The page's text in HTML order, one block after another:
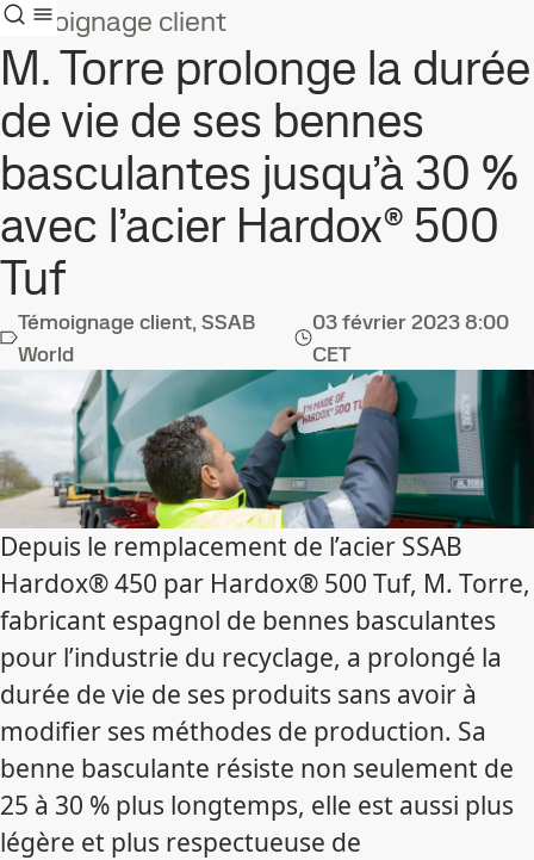
Témoignage client
M. Torre prolonge la durée
de vie de ses bennes
basculantes jusqu’à 30 %
avec l’acier Hardox® 500
Tuf
Témoignage client, SSAB
World
03 février 20238:00
CET
Depuis le remplacement de l’acier SSAB
Hardox® 450 par Hardox® 500 Tuf, M. Torre,
fabricant espagnol de bennes basculantes
pour l’industrie du recyclage, a prolongé la
durée de vie de ses produits sans avoir à
modifier ses méthodes de production. Sa
benne basculante résiste non seulement de
25 à 30 % plus longtemps, elle est aussi plus
légère et plus respectueuse de